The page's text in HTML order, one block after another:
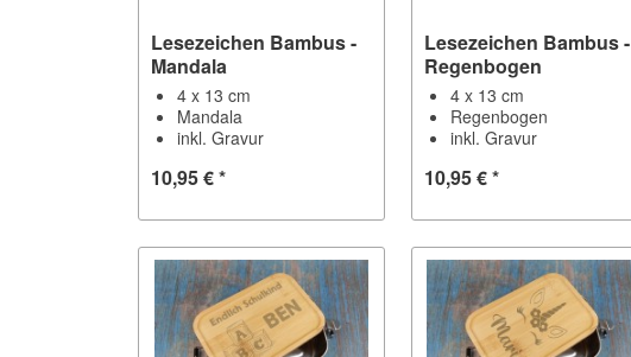
Lesezeichen Bambus -
Mandala
4 x 13 cm
Mandala
inkl. Gravur
10,95 € *
Lesezeichen Bambus -
Regenbogen
4 x 13 cm
Regenbogen
inkl. Gravur
10,95 € *